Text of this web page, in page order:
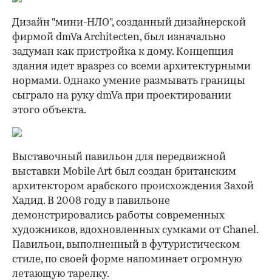
Дизайн "мини-НЛО", созданный дизайнерской
фирмой dmVa Architecten, был изначально
задуман как пристройка к дому. Концепция
здания идет вразрез со всеми архитектурными
нормами. Однако умение размывать границы
сыграло на руку dmVa при проектировании
этого объекта.
00:00
Выставочный павильон для передвижной
выставки Mobile Art был создан британским
архитектором арабского происхождения Захой
Хадид. В 2008 году в павильоне
демонстрировались работы современных
художников, вдохновленных сумками от Chanel.
Павильон, выполненный в футуристическом
стиле, по своей форме напоминает огромную
летающую тарелку.